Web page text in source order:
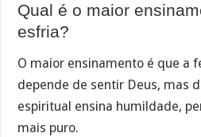
Qual é o maior
esfria?
O maior ensinamento é que a
depende de sentir Deus, mas
espiritual ensina humildade,
mais puro.